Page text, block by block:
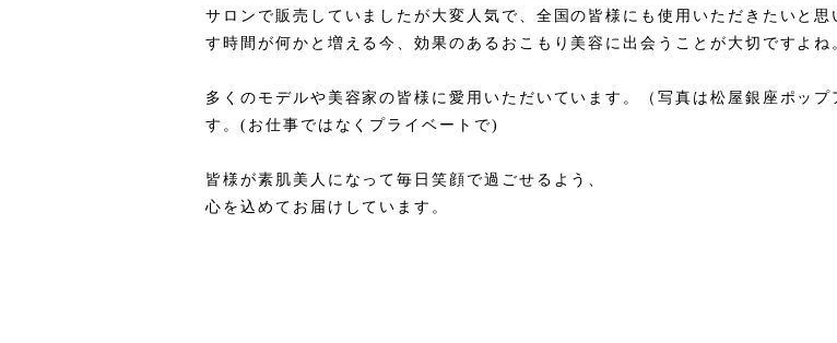
サロンで販売していましたが大変人気で、全国の皆様にも使用いただきたいと
す時間が何かと増える今、効果のあるおこもり美容に出会うことが大切ですよね
多くのモデルや美容家の皆様に愛用いただいています。（写真は松屋銀座ポッ
す。(お仕事ではなくプライベートで)
皆様が素肌美人になって毎日笑顔で過ごせるよう、
心を込めてお届けしています。